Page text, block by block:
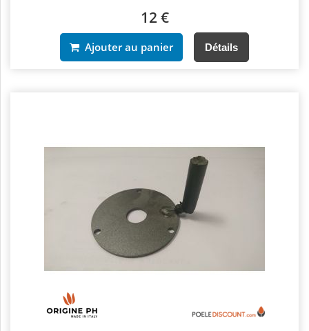
12 €
Ajouter au panier Détails